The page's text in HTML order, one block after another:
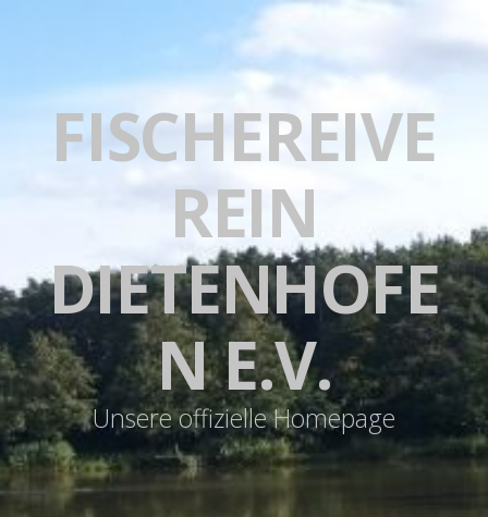
FISCHEREIVE
REIN
DIETENHOFE
N E.V.
Unsere offizielle Homepage